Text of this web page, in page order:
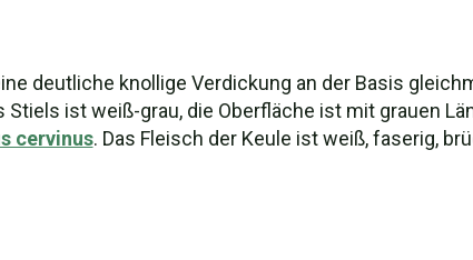
deutliche knollige Verdickung an der Basis
ist weiß-grau, die Oberfläche ist mit grauen
cervinus. Das Fleisch der Keule ist weiß, faserig,